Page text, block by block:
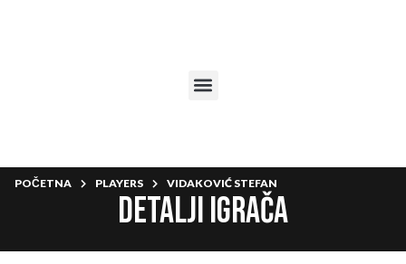
POČETNA PLAYERS VIDAKOVIĆ STEFAN
Detalji igrača